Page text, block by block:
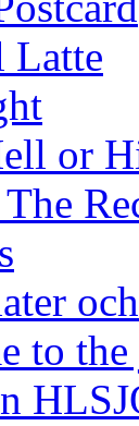
Latte
or
to